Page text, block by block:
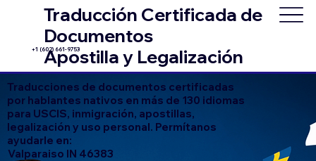
Traducción Certificada de
Documentos
Apostilla y Legalización
+1 (602) 661-9753
Traducciones de documentos certificadas
por hablantes nativos en más de 130 idiomas
para USCIS, inmigración, apostillas,
legalización y uso personal. Permítanos
ayudarle en:
Valparaiso IN 46383